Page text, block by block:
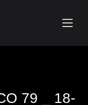
79 _ 18-